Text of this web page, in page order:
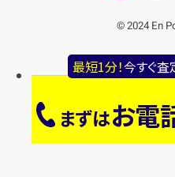
最短1分！今すぐ
まずはお電
© 2024 En